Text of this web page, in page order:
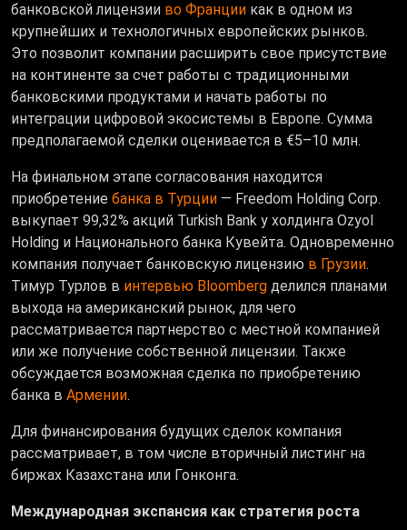
банковской лицензии во Франции как в одном из
крупнейших и технологичных европейских рынков.
Это позволит компании расширить свое присутствие
на континенте за счет работы с традиционными
банковскими продуктами и начать работы по
интеграции цифровой экосистемы в Европе. Сумма
предполагаемой сделки оценивается в €5–10 млн.
На финальном этапе согласования находится
приобретение банка в Турции — Freedom Holding Corp.
выкупает 99,32% акций Turkish Bank у холдинга Ozyol
Holding и Национального банка Кувейта. Одновременно
компания получает банковскую лицензию в Грузии.
Тимур Турлов в интервью Bloomberg делился планами
выхода на американский рынок, для чего
рассматривается партнерство с местной компанией
или же получение собственной лицензии. Также
обсуждается возможная сделка по приобретению
банка в Армении.
Для финансирования будущих сделок компания
рассматривает, в том числе вторичный листинг на
биржах Казахстана или Гонконга.
Международная экспансия как стратегия роста